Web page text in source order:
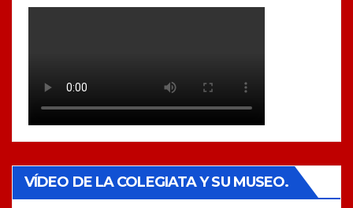
VÍDEO DE LA COLEGIATA Y SU MUSEO.